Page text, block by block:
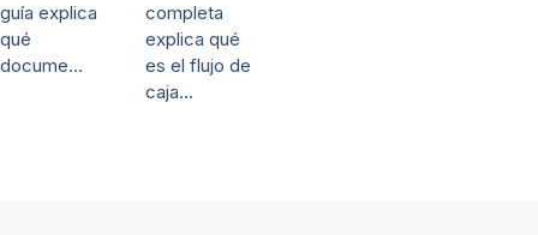
guía explica
qué
docume…
completa
explica qué
es el flujo de
caja…